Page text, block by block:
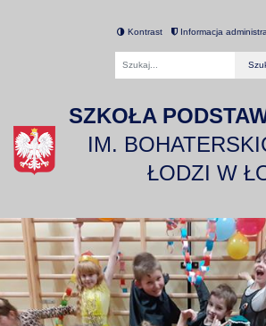
Kontrast Informacja
SZKOŁA
IM.
ŁODZI W